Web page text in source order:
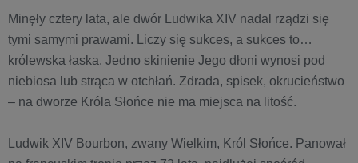
Minęły cztery lata, ale dwór Ludwika XIV nadal rządzi się
tymi samymi prawami. Liczy się sukces, a sukces to…
królewska łaska. Jedno skinienie Jego dłoni wynosi pod
niebiosa lub strąca w otchłań. Zdrada, spisek, okrucieństwo
– na dworze Króla Słońce nie ma miejsca na litość.
Ludwik XIV Bourbon, zwany Wielkim, Król Słońce. Panował